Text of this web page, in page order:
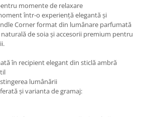
momente de relaxare
într-o experiență elegantă și
Corner format din lumânare parfumată
de soia și accesorii premium pentru
în recipient elegant din sticlă ambră
lumânării
și varianta de gramaj: